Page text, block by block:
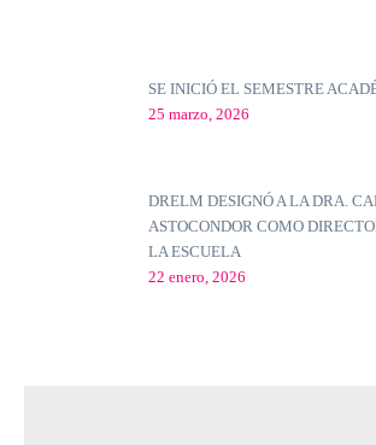
SE INICIÓ EL SEMESTRE
25 marzo, 2026
DRELM DESIGNÓ A LA DRA.
ASTOCONDOR COMO
LA ESCUELA
22 enero, 2026